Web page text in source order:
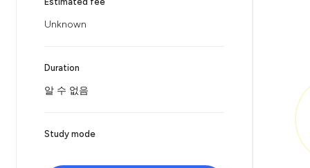
Unknown
Duration
알 수 없음
Study mode